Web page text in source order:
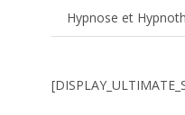
Hypnose et